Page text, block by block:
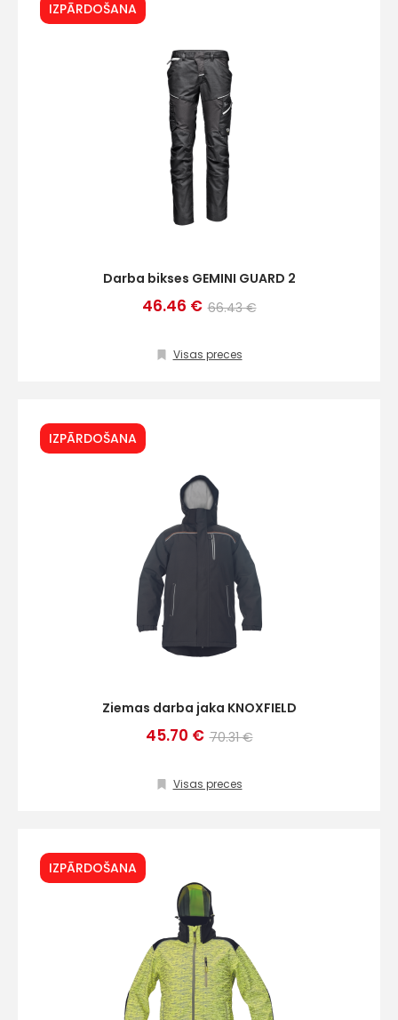
IZPĀRDOŠANA
Darba bikses GEMINI GUARD 2
46.46 € 66.43 €
Visas preces
IZPĀRDOŠANA
Ziemas darba jaka KNOXFIELD
45.70 € 70.31 €
Visas preces
IZPĀRDOŠANA